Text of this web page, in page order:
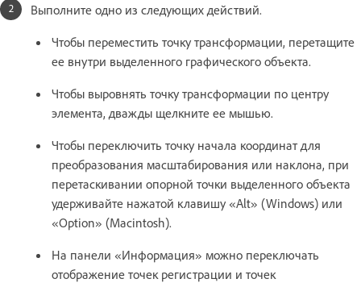
Выполните одно из следующих действий.
Чтобы переместить точку трансформации, перетащите
ее внутри выделенного графического объекта.
Чтобы выровнять точку трансформации по центру
элемента, дважды щелкните ее мышью.
Чтобы переключить точку начала координат для
преобразования масштабирования или наклона, при
перетаскивании опорной точки выделенного объекта
удерживайте нажатой клавишу «Alt» (Windows) или
«Option» (Macintosh).
На панели «Информация» можно переключать
отображение точек регистрации и точек